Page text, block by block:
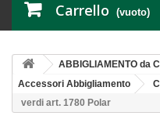
Carrello (vuoto)
ABBIGLIAMENTO da
Accessori Abbigliamento
verdi art. 1780 Polar